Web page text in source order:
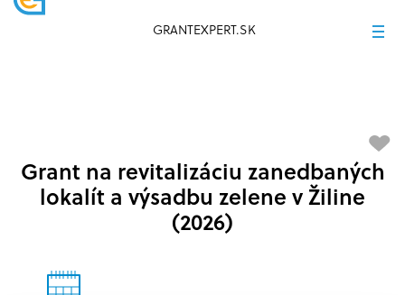
GRANTEXPERT.SK
Grant na revitalizáciu zanedbaných
lokalít a výsadbu zelene v Žiline
(2026)